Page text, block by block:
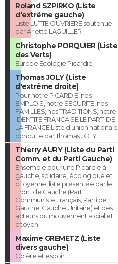
Roland SZPIRKO (Liste
d'extrême gauche)
Liste LUTTE OUVRIERE soutenue
par Arlette LAGUILLER
Christophe PORQUIER (Liste
des Verts)
Europe Ecologie Picardie
Thomas JOLY (Liste
d'extrême droite)
Pour notre PICARDIE, nos
EMPLOIS, notre SECURITE, nos
FAMILLES, nos TRADITIONS, notre
IDENTITE FRANCAISE LE PARTI DE
LA FRANCE Liste d'union nationale
conduite par Thomas JOLY
Thierry AURY (Liste du Parti
Comm. et du Parti Gauche)
Ensemble pour une Picardie à
gauche, solidaire, écologique et
citoyenne, liste présentée par le
Front de Gauche (Parti
Communiste Français, Parti de
Gauche, Gauche Unitaire) et des
acteurs du mouvement social et
citoyen
Maxime GREMETZ (Liste
divers gauche)
Colère et espoir